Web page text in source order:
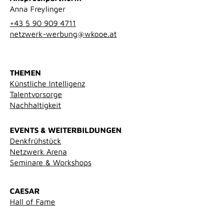
Anna Freylinger
+43 5 90 909 4711
netzwerk-werbung@wkooe.at
THEMEN
Künstliche Intelligenz
Talentvorsorge
Nachhaltigkeit
EVENTS & WEITERBILDUNGEN
Denkfrühstück
Netzwerk Arena
Seminare & Workshops
CAESAR
Hall of Fame